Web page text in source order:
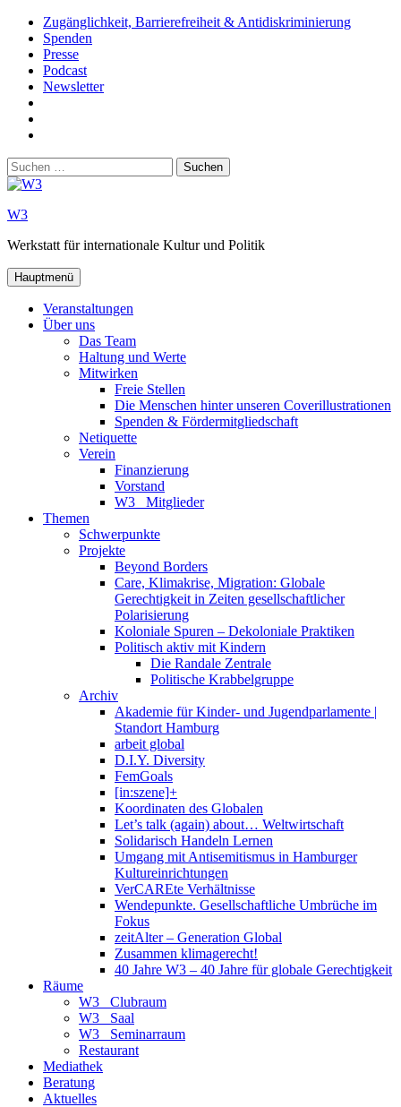
Zum
Inhalt
springen
Zugänglichkeit, Barrierefreiheit & Antidiskriminierung
Spenden
Presse
Podcast
Newsletter
Youtube
Suchen
nach:
W3
Werkstatt für internationale Kultur und Politik
Hauptmenü
Veranstaltungen
Über uns
Das Team
Haltung und Werte
Mitwirken
Freie Stellen
Die Menschen hinter unseren Coverillustrationen
Spenden & Fördermitgliedschaft
Netiquette
Verein
Finanzierung
Vorstand
W3_ Mitglieder
Themen
Schwerpunkte
Projekte
Beyond Borders
Care, Klimakrise, Migration: Globale
Gerechtigkeit in Zeiten gesellschaftlicher
Polarisierung
Koloniale Spuren – Dekoloniale Praktiken
Politisch aktiv mit Kindern
Die Randale Zentrale
Politische Krabbelgruppe
Archiv
Akademie für Kinder- und Jugendparlamente |
Standort Hamburg
arbeit global
D.I.Y. Diversity
FemGoals
[in:szene]+
Koordinaten des Globalen
Let’s talk (again) about… Weltwirtschaft
Solidarisch Handeln Lernen
Umgang mit Antisemitismus in Hamburger
Kultureinrichtungen
VerCAREte Verhältnisse
Wendepunkte. Gesellschaftliche Umbrüche im
Fokus
zeitAlter – Generation Global
Zusammen klimagerecht!
40 Jahre W3 – 40 Jahre für globale Gerechtigkeit
Räume
W3_ Clubraum
W3_ Saal
W3_ Seminarraum
Restaurant
Mediathek
Beratung
Aktuelles